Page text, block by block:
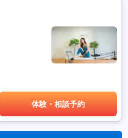
体験・相談予約